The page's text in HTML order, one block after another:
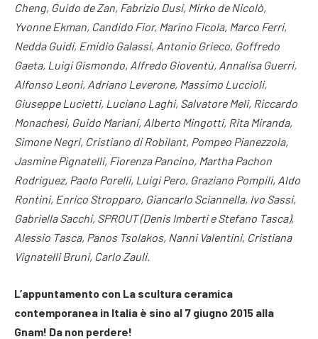
Cheng, Guido de Zan, Fabrizio Dusi, Mirko de Nicolò,
Yvonne Ekman, Candido Fior, Marino Ficola, Marco Ferri,
Nedda Guidi, Emidio Galassi, Antonio Grieco, Goffredo
Gaeta, Luigi Gismondo, Alfredo Gioventù, Annalisa Guerri,
Alfonso Leoni, Adriano Leverone, Massimo Luccioli,
Giuseppe Lucietti, Luciano Laghi, Salvatore Meli, Riccardo
Monachesi, Guido Mariani, Alberto Mingotti, Rita Miranda,
Simone Negri, Cristiano di Robilant, Pompeo Pianezzola,
Jasmine Pignatelli, Fiorenza Pancino, Martha Pachon
Rodriguez, Paolo Porelli, Luigi Pero, Graziano Pompili, Aldo
Rontini, Enrico Stropparo, Giancarlo Sciannella, Ivo Sassi,
Gabriella Sacchi, SPROUT (Denis Imberti e Stefano Tasca),
Alessio Tasca, Panos Tsolakos, Nanni Valentini, Cristiana
Vignatelli Bruni, Carlo Zauli.
L’appuntamento con La scultura ceramica
contemporanea in Italia è sino al 7 giugno 2015 alla
Gnam! Da non perdere!